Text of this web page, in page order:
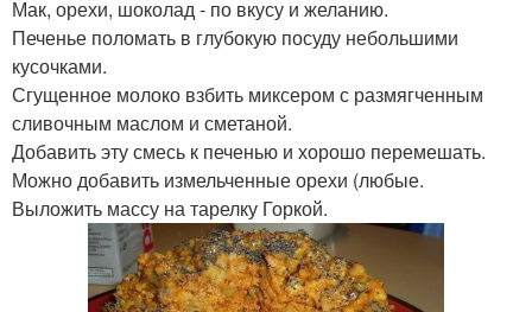
Мак, орехи, шоколад - по вкусу и желанию.
Печенье поломать в глубокую посуду небольшими
кусочками.
Сгущенное молоко взбить миксером с размягченным
сливочным маслом и сметаной.
Добавить эту смесь к печенью и хорошо перемешать.
Можно добавить измельченные орехи (любые.
Выложить массу на тарелку Горкой.